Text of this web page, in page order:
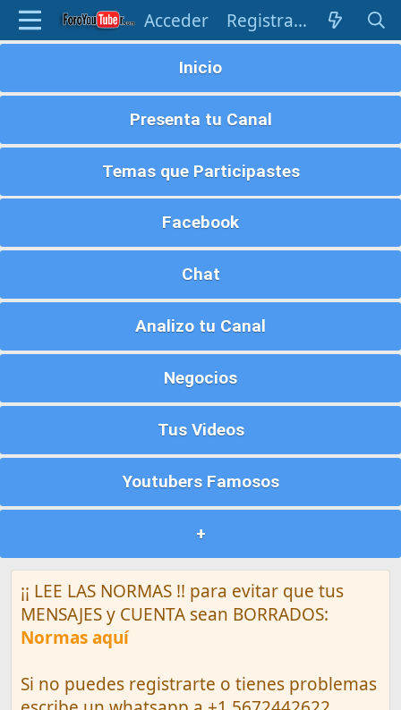
Acceder Registrarse
Inicio
Presenta tu Canal
Temas que Participastes
Facebook
Chat
Analizo tu Canal
Negocios
Tus Videos
Youtubers Famosos
+
¡¡ LEE LAS NORMAS !! para evitar que tus
MENSAJES y CUENTA sean BORRADOS:
Normas aquí
Si no puedes registrarte o tienes problemas